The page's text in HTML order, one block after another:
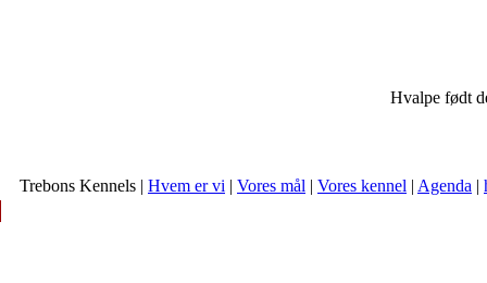
Hvalpe født
Trebons Kennels | Hvem er vi | Vores mål | Vores kennel | Agenda |